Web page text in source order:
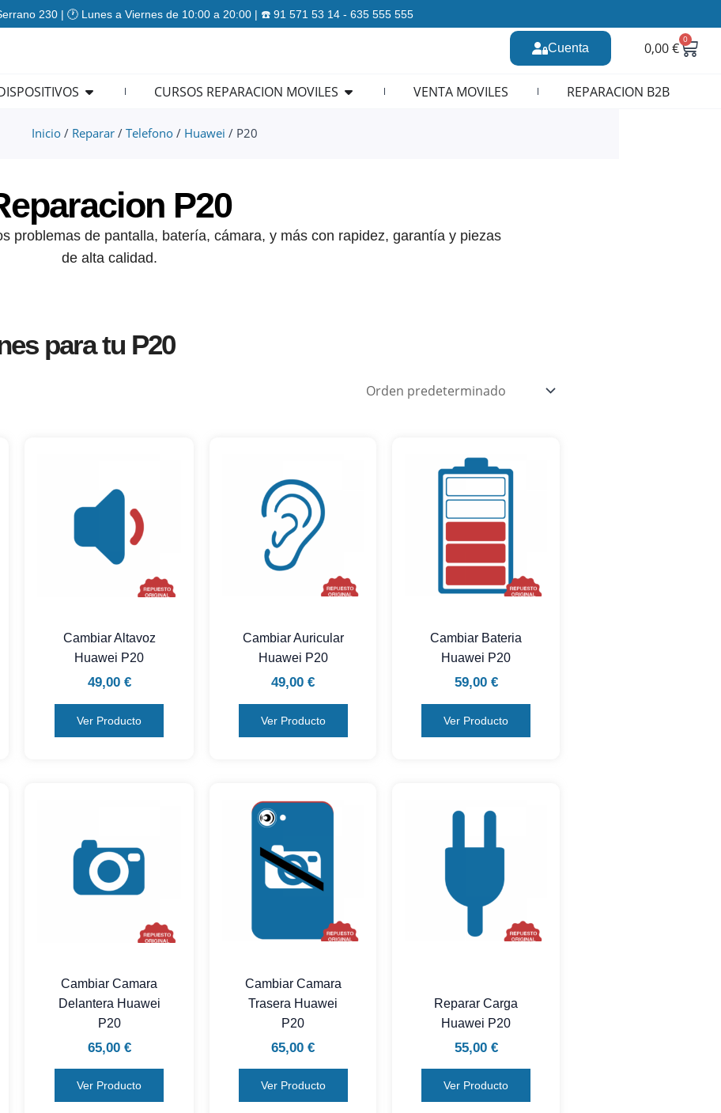
230 | 🕐 Lunes a Viernes de 10:00 a 20:00 | ☎️ 91 571 53 14 - 635 555 555
Cuenta 0,00€
0
Open REPARACION DISPOSITIVOS
CURSOS REPARACION MOVILES Open CURSOS REPARACION MOVILES
VENTA MOVILES REPARACION B2B
Inicio / Reparar / Telefono / Huawei / P20
P20
problemas de pantalla, batería, cámara, y más con rapidez, garantía y piezas
de alta calidad.
para tu P20
Cambiar Altavoz
Huawei P20
49,00 €
Ver Producto
Cambiar Auricular
Huawei P20
49,00€
Ver Producto
Cambiar Bateria
Huawei P20
59,00 €
Ver Producto
Cambiar Camara
Delantera Huawei
P20
65,00 €
Ver Producto
Cambiar Camara
Trasera Huawei
P20
65,00€
Ver Producto
Reparar Carga
Huawei P20
55,00 €
Ver Producto